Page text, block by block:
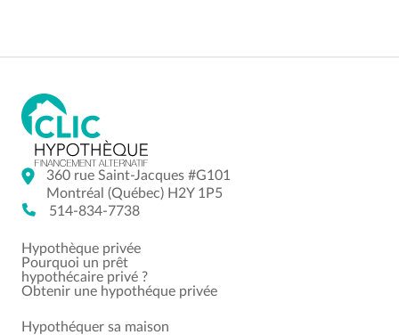
360 rue Saint-Jacques #G101
Montréal (Québec) H2Y 1P5
514-834-7738
Hypothèque privée
Pourquoi un prêt
hypothécaire privé ?
Obtenir une hypothéque privée
Hypothéquer sa maison